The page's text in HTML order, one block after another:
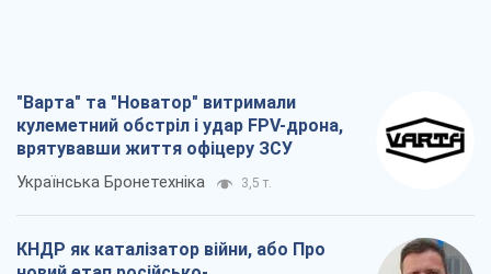
"Варта" та "Новатор" витримали
кулеметний обстріл і удар FPV-дрона,
врятувавши життя офіцеру ЗСУ
Українська Бронетехніка 3,5 т.
КНДР як каталізатор війни, або Про